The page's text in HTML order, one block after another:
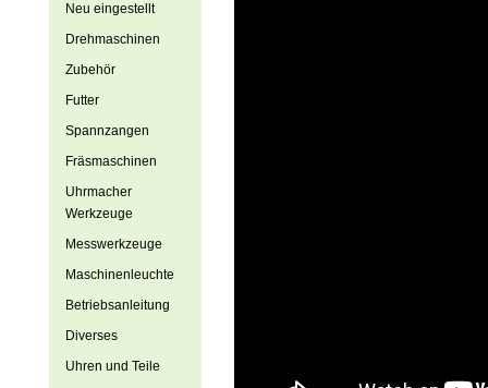
Neu eingestellt
Drehmaschinen
Zubehör
Futter
Spannzangen
Fräsmaschinen
Uhrmacher
Werkzeuge
Messwerkzeuge
Maschinenleuchte
Betriebsanleitung
Diverses
Uhren und Teile